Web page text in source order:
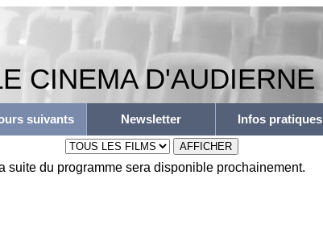
CINEMA D'AUDIERNE
suivants Newsletter Infos pratiques
suite du programme sera disponible prochainement.